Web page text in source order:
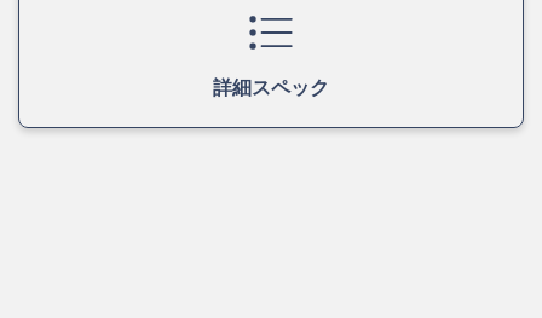
詳細スペック